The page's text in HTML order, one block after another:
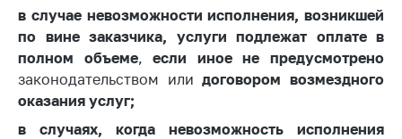
Горячая линия
Электронные
обращения
Сообщить о росте
цен на товары
в случае невозможности исполнения, возникшей
по вине заказчика, услуги подлежат оплате в
полном объеме,если иное не предусмотрено
законодательством илидоговором возмездного
оказания услуг;
в случаях, когда невозможность исполнения